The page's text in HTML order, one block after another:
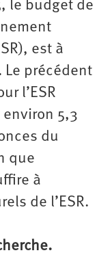
le budget de
est à
Le précédent
l’ESR
5,3
du
que
à
de l’ESR.